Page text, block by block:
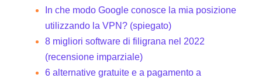
In che modo Google conosce la mia posizione
utilizzando la VPN? (spiegato)
8 migliori software di filigrana nel 2022
(recensione imparziale)
6 alternative gratuite e a pagamento a